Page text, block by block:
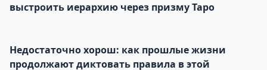
выстроить иерархию через призму Таро
Недостаточно хорош: как прошлые жизни
продолжают диктовать правила в этой